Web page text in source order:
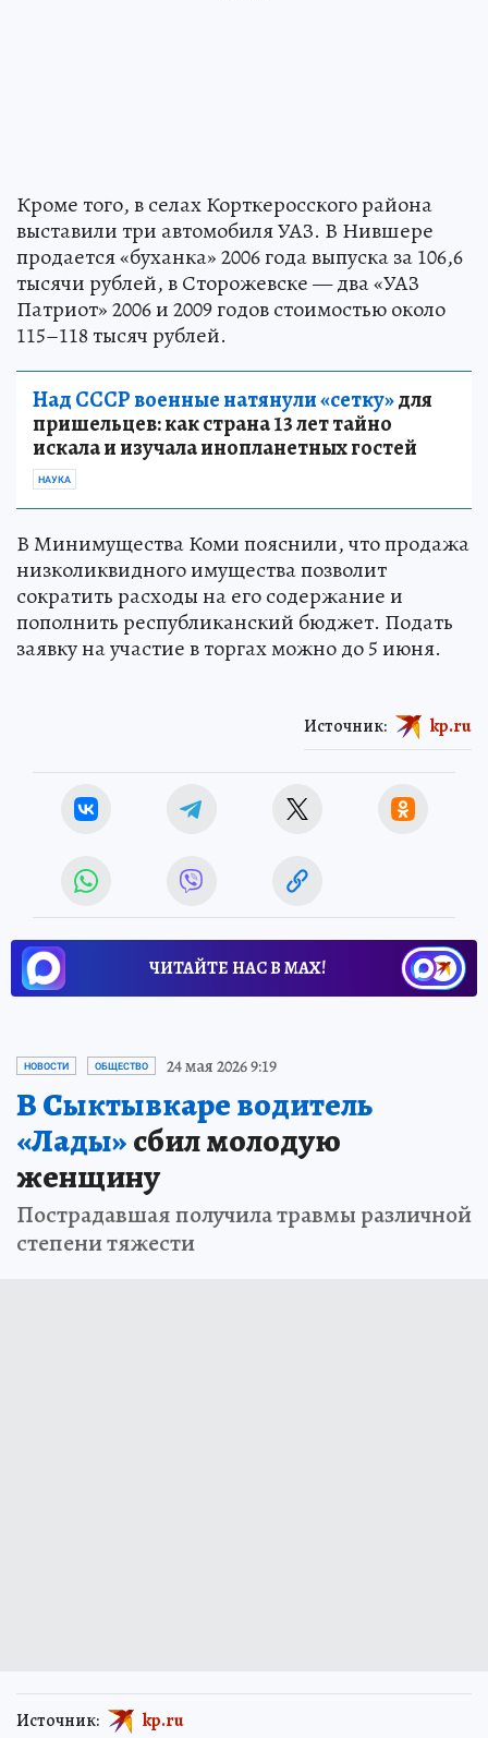
Кроме того, в селах Корткеросского района
выставили три автомобиля УАЗ. В Нившере
продается «буханка» 2006 года выпуска за 106,6
тысячи рублей, в Сторожевске — два «УАЗ
Патриот» 2006 и 2009 годов стоимостью около
115–118 тысяч рублей.
Над СССР военные натянули «сетку»для
пришельцев: как страна 13 лет тайно
искала и изучала инопланетных гостей
НАУКА
В Минимущества Коми пояснили, что продажа
низколиквидного имущества позволит
сократить расходы на его содержание и
пополнить республиканский бюджет. Подать
заявку на участие в торгах можно до 5 июня.
Источник: kp.ru
ЧИТАЙТЕ НАС В МАХ!
НОВОСТИ ОБЩЕСТВО 24 мая 2026 9:19
В Сыктывкаре водитель
«Лады»сбил молодую
женщину
Пострадавшая получила травмы различной
степени тяжести
Источник: kp.ru